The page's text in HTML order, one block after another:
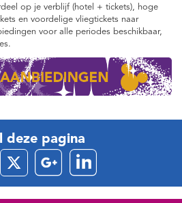
op je verblijf (hotel + tickets), hoge
en voordelige vliegtickets naar
voor alle periodes beschikbaar,
deze pagina